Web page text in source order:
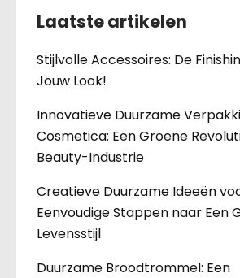
Laatste artikelen
Stijlvolle Accessoires: De
Jouw Look!
Innovatieve Duurzame
Cosmetica: Een Groene
Beauty-Industrie
Creatieve Duurzame Ideeën
Eenvoudige Stappen naar Een
Levensstijl
Duurzame Broodtrommel: Een